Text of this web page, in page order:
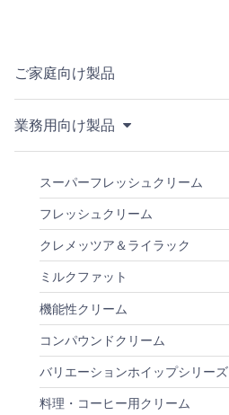
ご家庭向け製品
業務用向け製品
スーパーフレッシュクリーム
フレッシュクリーム
クレメッツア＆ライラック
ミルクファット
機能性クリーム
コンパウンドクリーム
バリエーションホイップシリーズ
料理・コーヒー用クリーム